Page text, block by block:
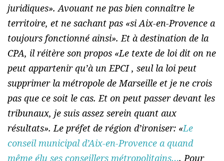
juridiques». Avouant ne pas bien connaître le
territoire, et ne sachant pas «si Aix-en-Provence a
toujours fonctionné ainsi». Et à destination de la
CPA, il réitère son propos «Le texte de loi dit on ne
peut appartenir qu’à un EPCI , seul la loi peut
supprimer la métropole de Marseille et je ne crois
pas que ce soit le cas. Et on peut passer devant les
tribunaux, je suis assez serein quant aux
résultats». Le préfet de région d’ironiser: «Le
conseil municipal d’Aix-en-Provence a quand
même élu ses conseillers métropolitains…. Pour